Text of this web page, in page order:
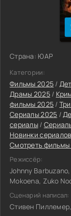
Страна: ЮАР
Категории:
Фильмы 2025 /
Драмы 2025/
фильмы 2025 /
Сериалы 2025 /
сериалы/
Новинки
Смотреть фильмы
Режиссёр:
Johnny
Mokoena, Zuko
Сценарий написал:
Стивен